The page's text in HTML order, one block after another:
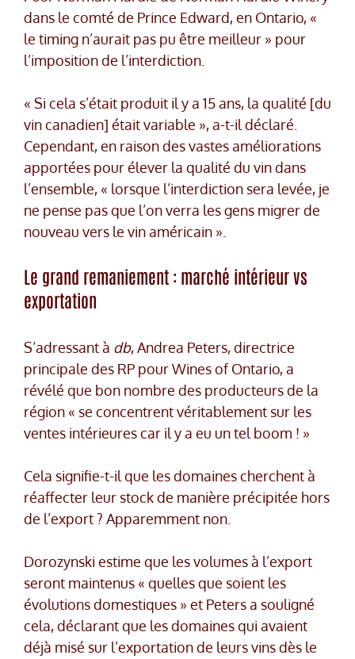
dans le comté de Prince Edward, en Ontario, «
le timing n’aurait pas pu être meilleur » pour
l’imposition de l’interdiction.
« Si cela s’était produit il y a 15 ans, la qualité [du
vin canadien] était variable », a-t-il déclaré.
Cependant, en raison des vastes améliorations
apportées pour élever la qualité du vin dans
l’ensemble, « lorsque l’interdiction sera levée, je
ne pense pas que l’on verra les gens migrer de
nouveau vers le vin américain ».
Le grand remaniement : marché intérieur vs
exportation
S’adressant à db, Andrea Peters, directrice
principale des RP pour Wines of Ontario, a
révélé que bon nombre des producteurs de la
région « se concentrent véritablement sur les
ventes intérieures car il y a eu un tel boom ! »
Cela signifie-t-il que les domaines cherchent à
réaffecter leur stock de manière précipitée hors
de l’export ? Apparemment non.
Dorozynski estime que les volumes à l’export
seront maintenus « quelles que soient les
évolutions domestiques » et Peters a souligné
cela, déclarant que les domaines qui avaient
déjà misé sur l’exportation de leurs vins dès le